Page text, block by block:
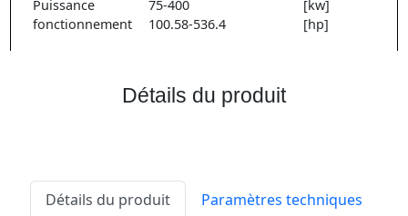
Puissance
fonctionnement
75-400
100.58-536.4
[kw]
[hp]
Détails du produit
Détails du produit Paramètres techniques